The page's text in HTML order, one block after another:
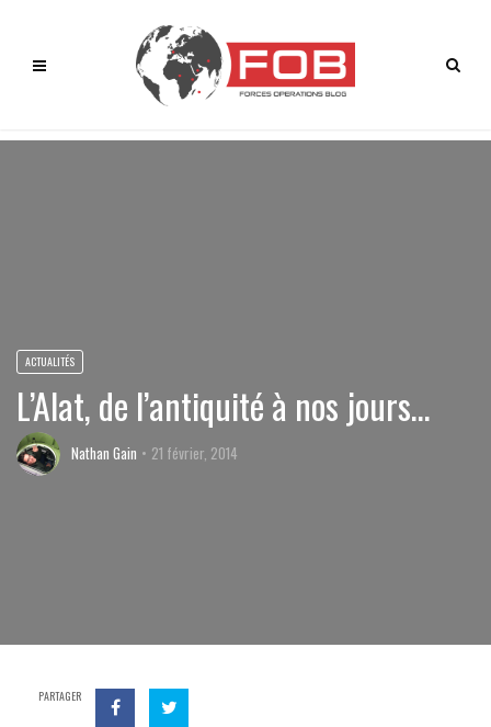
ACTUALITÉS
L’Alat, de l’antiquité à nos jours…
Nathan Gain 21 février, 2014
PARTAGER